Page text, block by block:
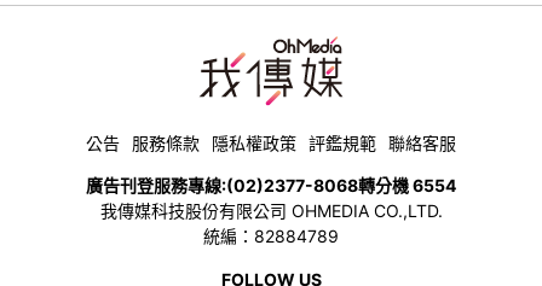
公告 服務條款 隱私權政策 評鑑規範 聯絡客服
廣告刊登服務專線:(02)2377-8068轉分機 6554
我傳媒科技股份有限公司 OHMEDIA CO.,LTD.
統編：82884789
FOLLOW US